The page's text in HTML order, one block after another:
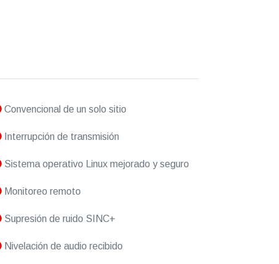
Convencional de un solo sitio
Interrupción de transmisión
Sistema operativo Linux mejorado y seguro
Monitoreo remoto
Supresión de ruido SINC+
Nivelación de audio recibido